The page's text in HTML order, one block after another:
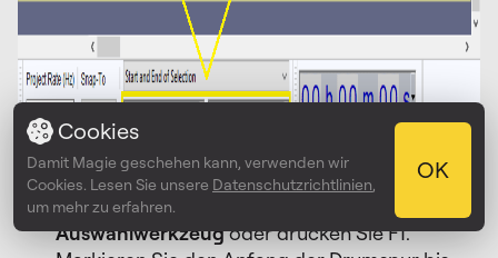
Klicken Sie auf die Schaltfläche
Auswahlwerkzeugoder drücken Sie F1.
Cookies
Damit Magie geschehen kann, verwenden wir
Cookies. Lesen Sie unsere Datenschutzrichtlinien
um mehr zu erfahren.
OK